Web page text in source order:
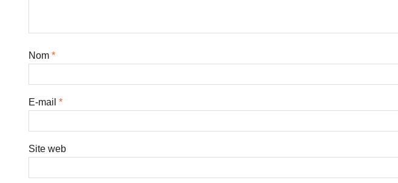
Nom *
E-mail *
Site web